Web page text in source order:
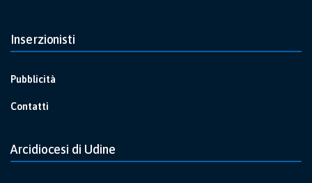
Inserzionisti
Pubblicità
Contatti
Arcidiocesi di Udine